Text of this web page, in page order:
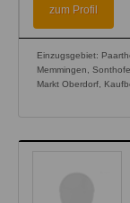
zum Profil
Einzugsgebiet:
Memmingen,
Markt Oberdorf,